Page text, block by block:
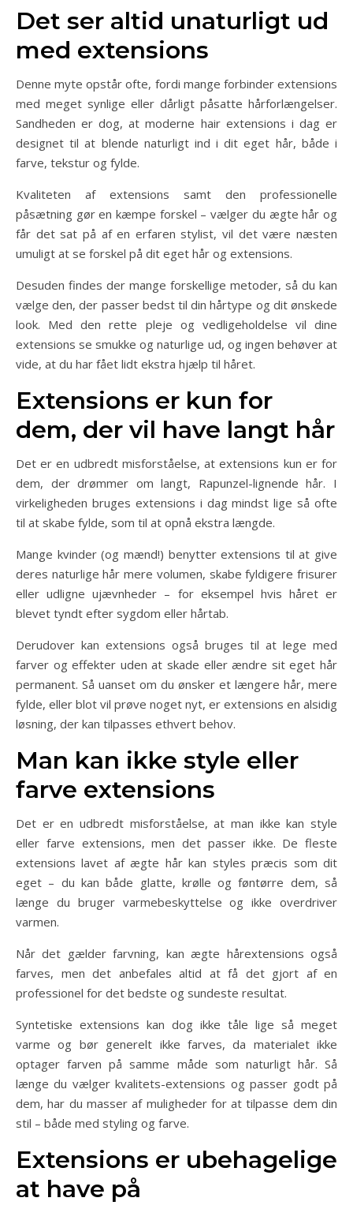
Det ser altid unaturligt ud
med extensions
Denne myte opstår ofte, fordi mange forbinder extensions
med meget synlige eller dårligt påsatte hårforlængelser.
Sandheden er dog, at moderne hair extensions i dag er
designet til at blende naturligt ind i dit eget hår, både i
farve, tekstur og fylde.
Kvaliteten af extensions samt den professionelle
påsætning gør en kæmpe forskel – vælger du ægte hår og
får det sat på af en erfaren stylist, vil det være næsten
umuligt at se forskel på dit eget hår og extensions.
Desuden findes der mange forskellige metoder, så du kan
vælge den, der passer bedst til din hårtype og dit ønskede
look. Med den rette pleje og vedligeholdelse vil dine
extensions se smukke og naturlige ud, og ingen behøver at
vide, at du har fået lidt ekstra hjælp til håret.
Extensions er kun for
dem, der vil have langt hår
Det er en udbredt misforståelse, at extensions kun er for
dem, der drømmer om langt, Rapunzel-lignende hår. I
virkeligheden bruges extensions i dag mindst lige så ofte
til at skabe fylde, som til at opnå ekstra længde.
Mange kvinder (og mænd!) benytter extensions til at give
deres naturlige hår mere volumen, skabe fyldigere frisurer
eller udligne ujævnheder – for eksempel hvis håret er
blevet tyndt efter sygdom eller hårtab.
Derudover kan extensions også bruges til at lege med
farver og effekter uden at skade eller ændre sit eget hår
permanent. Så uanset om du ønsker et længere hår, mere
fylde, eller blot vil prøve noget nyt, er extensions en alsidig
løsning, der kan tilpasses ethvert behov.
Man kan ikke style eller
farve extensions
Det er en udbredt misforståelse, at man ikke kan style
eller farve extensions, men det passer ikke. De fleste
extensions lavet af ægte hår kan styles præcis som dit
eget – du kan både glatte, krølle og føntørre dem, så
længe du bruger varmebeskyttelse og ikke overdriver
varmen.
Når det gælder farvning, kan ægte hårextensions også
farves, men det anbefales altid at få det gjort af en
professionel for det bedste og sundeste resultat.
Syntetiske extensions kan dog ikke tåle lige så meget
varme og bør generelt ikke farves, da materialet ikke
optager farven på samme måde som naturligt hår. Så
længe du vælger kvalitets-extensions og passer godt på
dem, har du masser af muligheder for at tilpasse dem din
stil – både med styling og farve.
Extensions er ubehagelige
at have på